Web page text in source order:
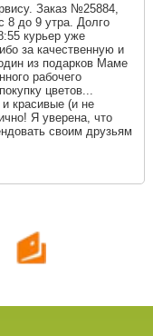
Заказ №25884,
8 до 9 утра. Долго
курьер уже
за качественную и
из подарков Маме
рабочего
цветов...
красивые (и не
Я уверена, что
своим друзьям